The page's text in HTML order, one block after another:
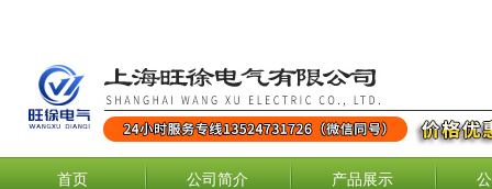
首页 公司简介 产品展示